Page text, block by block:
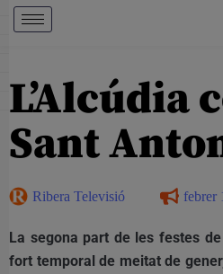
L’Alcúdia
Sant
Ribera Televisió febrer
La segona part de les festes
fort temporal de meitat de